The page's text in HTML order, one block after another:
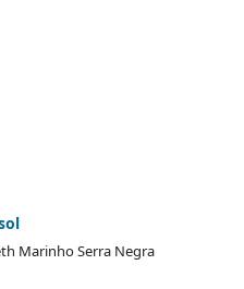
Marinho Serra Negra